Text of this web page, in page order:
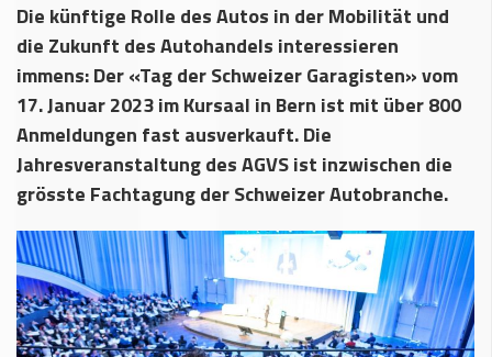
Die künftige Rolle des Autos in der Mobilität und
die Zukunft des Autohandels interessieren
immens: Der «Tag der Schweizer Garagisten» vom
17. Januar 2023 im Kursaal in Bern ist mit über 800
Anmeldungen fast ausverkauft. Die
Jahresveranstaltung des AGVS ist inzwischen die
grösste Fachtagung der Schweizer Autobranche.